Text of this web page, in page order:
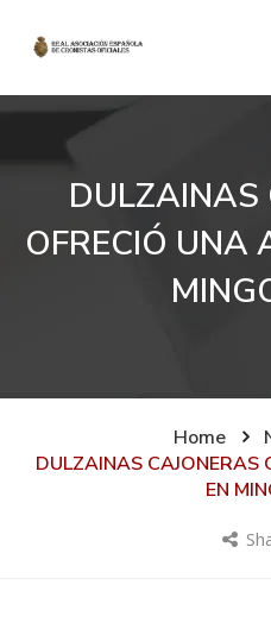
DULZAINAS
OFRECIÓ UNA
Home
DULZAINAS CAJONERAS
EN